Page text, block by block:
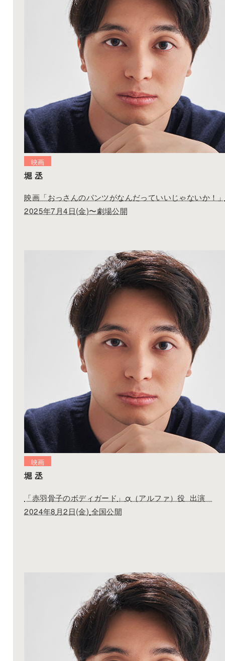
映画
堀 丞
映画「おっさんのパンツがなんだっていいじゃないか！」
2025年7月4日(金)〜劇場公開
映画
堀 丞
「赤羽骨子のボディガード 」 α （アルファ）役 出演
2024年8 月2日(金) 全国公開